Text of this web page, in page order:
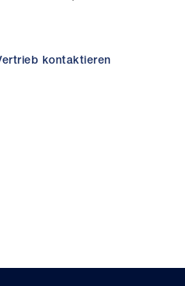
kontaktieren